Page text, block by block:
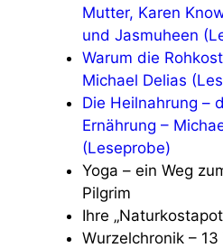
Mutter, Karen
und Jasmuheen
Warum die
Michael Delias
Die Heilnahrung –
Ernährung –
(Leseprobe)
Yoga – ein Weg
Pilgrim
Ihre
Wurzelchronik –